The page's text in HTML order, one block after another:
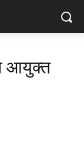
आयुक्त